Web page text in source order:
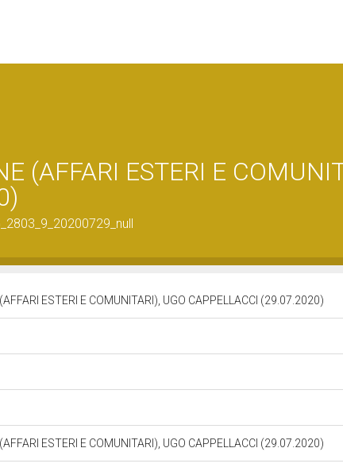
(AFFARI ESTERI E
ESTERI E COMUNITARI), UGO CAPPELLACCI (29.07.2020)
ESTERI E COMUNITARI), UGO CAPPELLACCI (29.07.2020)